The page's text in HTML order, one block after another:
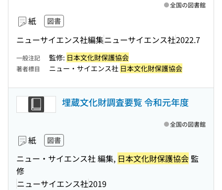
紙 図書
ニューサイエンス社編集ニューサイエンス社2022.7
全国の図書館
一般注記 監修: 日本文化財保護協会
著者標目 ニュー・サイエンス社 日本文化財保護協会
埋蔵文化財調査要覧 令和元年度
紙 図書
ニュー・サイエンス社 編集, 日本文化財保護協会 監
修
ニューサイエンス社2019
全国の図書館